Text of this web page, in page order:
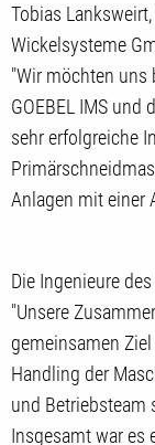
Tobias
Wickelsysteme
"Wir möchten uns
GOEBEL IMS und
sehr erfolgreiche
Anlagen mit einer
Die Ingenieure
"Unsere
gemeinsamen
Handling der
und Betriebsteam
Insgesamt war es